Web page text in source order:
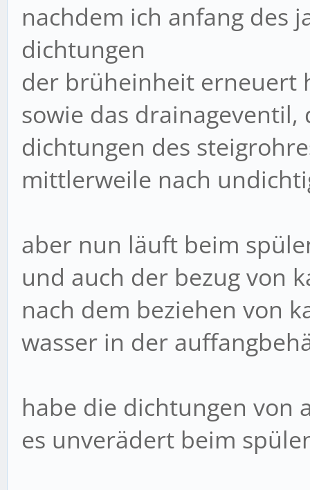
nachdem ich anfang des
dichtungen
der brüheinheit erneuert
sowie das
dichtungen des
mittlerweile nach
aber nun läuft beim
und auch der bezug von
nach dem beziehen von
wasser in der
habe die dichtungen von
es unverädert beim